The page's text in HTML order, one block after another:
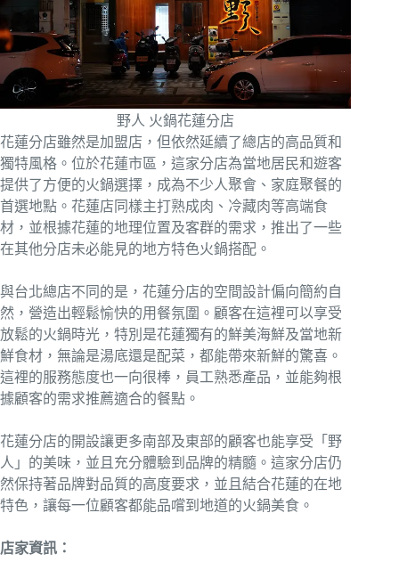
野人 火鍋花蓮分店
花蓮分店雖然是加盟店，但依然延續了總店的高品質和
獨特風格。位於花蓮市區，這家分店為當地居民和遊客
提供了方便的火鍋選擇，成為不少人聚會、家庭聚餐的
首選地點。花蓮店同樣主打熟成肉、冷藏肉等高端食
材，並根據花蓮的地理位置及客群的需求，推出了一些
在其他分店未必能見的地方特色火鍋搭配。
與台北總店不同的是，花蓮分店的空間設計偏向簡約自
然，營造出輕鬆愉快的用餐氛圍。顧客在這裡可以享受
放鬆的火鍋時光，特別是花蓮獨有的鮮美海鮮及當地新
鮮食材，無論是湯底還是配菜，都能帶來新鮮的驚喜。
這裡的服務態度也一向很棒，員工熟悉產品，並能夠根
據顧客的需求推薦適合的餐點。
花蓮分店的開設讓更多南部及東部的顧客也能享受「野
人」的美味，並且充分體驗到品牌的精髓。這家分店仍
然保持著品牌對品質的高度要求，並且結合花蓮的在地
特色，讓每一位顧客都能品嚐到地道的火鍋美食。
店家資訊：